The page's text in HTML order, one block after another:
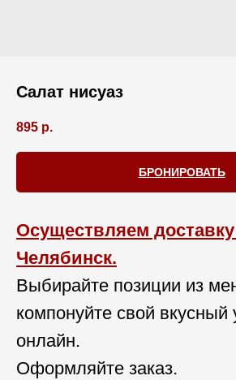
Салат нисуаз
895 р.
БРОНИРОВАТЬ
Осуществляем доставку
Челябинск.
Выбирайте позиции из
компонуйте свой
онлайн.
Оформляйте заказ.